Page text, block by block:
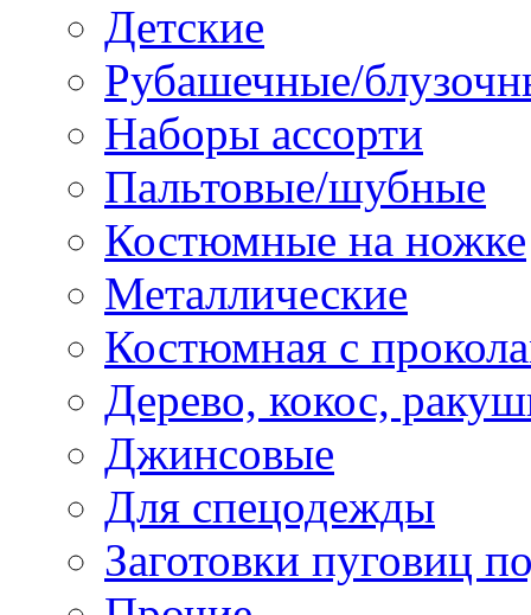
Детские
Рубашечные/
Наборы ассорти
Пальтовые/шубные
Костюмные на ножке
Металлические
Костюмная с
Дерево, кокос,
Джинсовые
Для спецодежды
Заготовки пуговиц